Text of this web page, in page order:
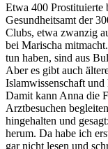
Etwa 400 Prostituierte
Gesundheitsamt der
Clubs, etwa zwanzig
bei Marischa
tun haben, sind aus
Aber es gibt auch
Islamwissenschaft
Damit kann Anna die
Arztbesuchen
hingehalten und
herum. Da habe ich
gar nicht lesen und